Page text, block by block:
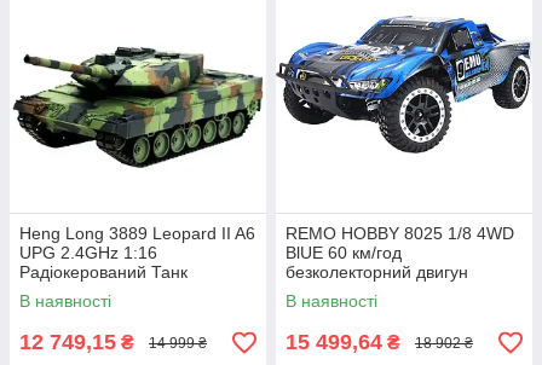
Heng Long 3889 Leopard II A6
UPG 2.4GHz 1:16
Радіокерований Танк
В наявності
12 749,15 ₴ 14 999 ₴
REMO HOBBY 8025 1/8 4WD
BlUE 60 км/год
безколекторний двигун
В наявності
15 499,64 ₴ 18 902 ₴